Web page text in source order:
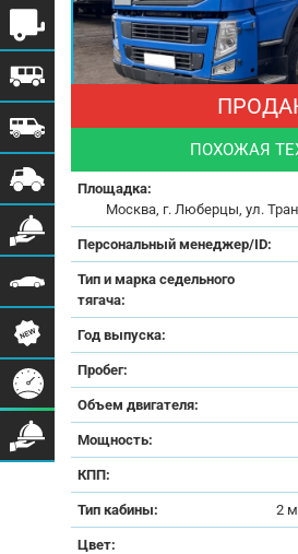
ПОХОЖАЯ
Площадка:
Москва, г. Люберцы, ул.
Персональный менеджер/ID:
Тип и марка седельного
тягача:
Год выпуска:
Пробег:
Объем двигателя:
Мощность:
КПП:
Тип кабины: 2
Цвет: